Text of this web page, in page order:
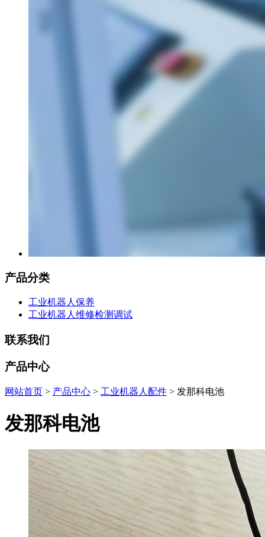
产品分类
工业机器人保养
工业机器人维修检测调试
联系我们
产品中心
网站首页 > 产品中心 > 工业机器人配件 > 发那科电池
发那科电池